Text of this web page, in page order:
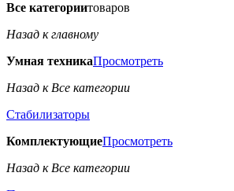
Все категориитоваров
Назад к главному
Умная техникаПросмотреть
Назад к Все категории
Стабилизаторы
КомплектующиеПросмотреть
Назад к Все категории